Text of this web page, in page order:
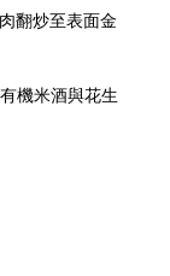
翻炒至表面金
機米酒與花生